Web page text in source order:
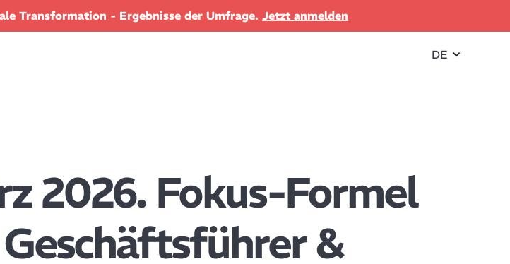
Transformation - Ergebnisse der Umfrage. Jetzt anmelden
DE
2026. Fokus-Formel
&